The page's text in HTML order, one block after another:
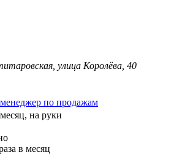
улица Королёва, 40
по продажам
на руки
в месяц